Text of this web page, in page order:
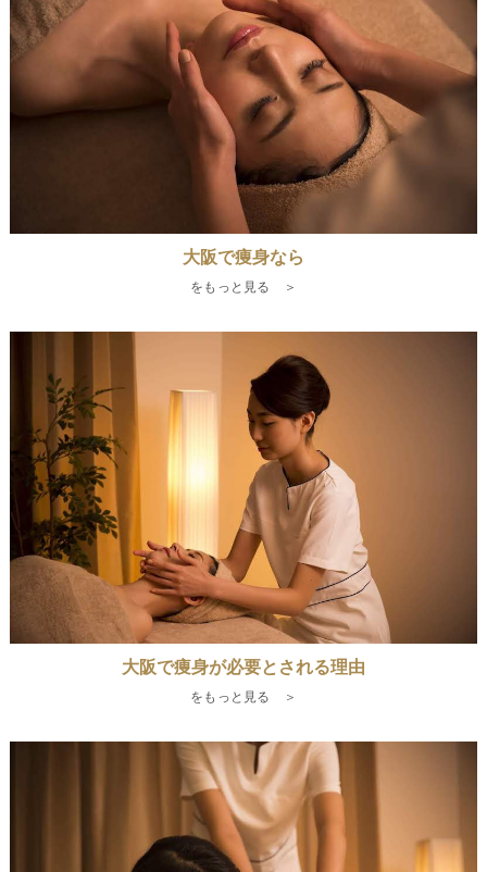
大阪で痩身なら
をもっと見る ＞
大阪で痩身が必要とされる理由
をもっと見る ＞